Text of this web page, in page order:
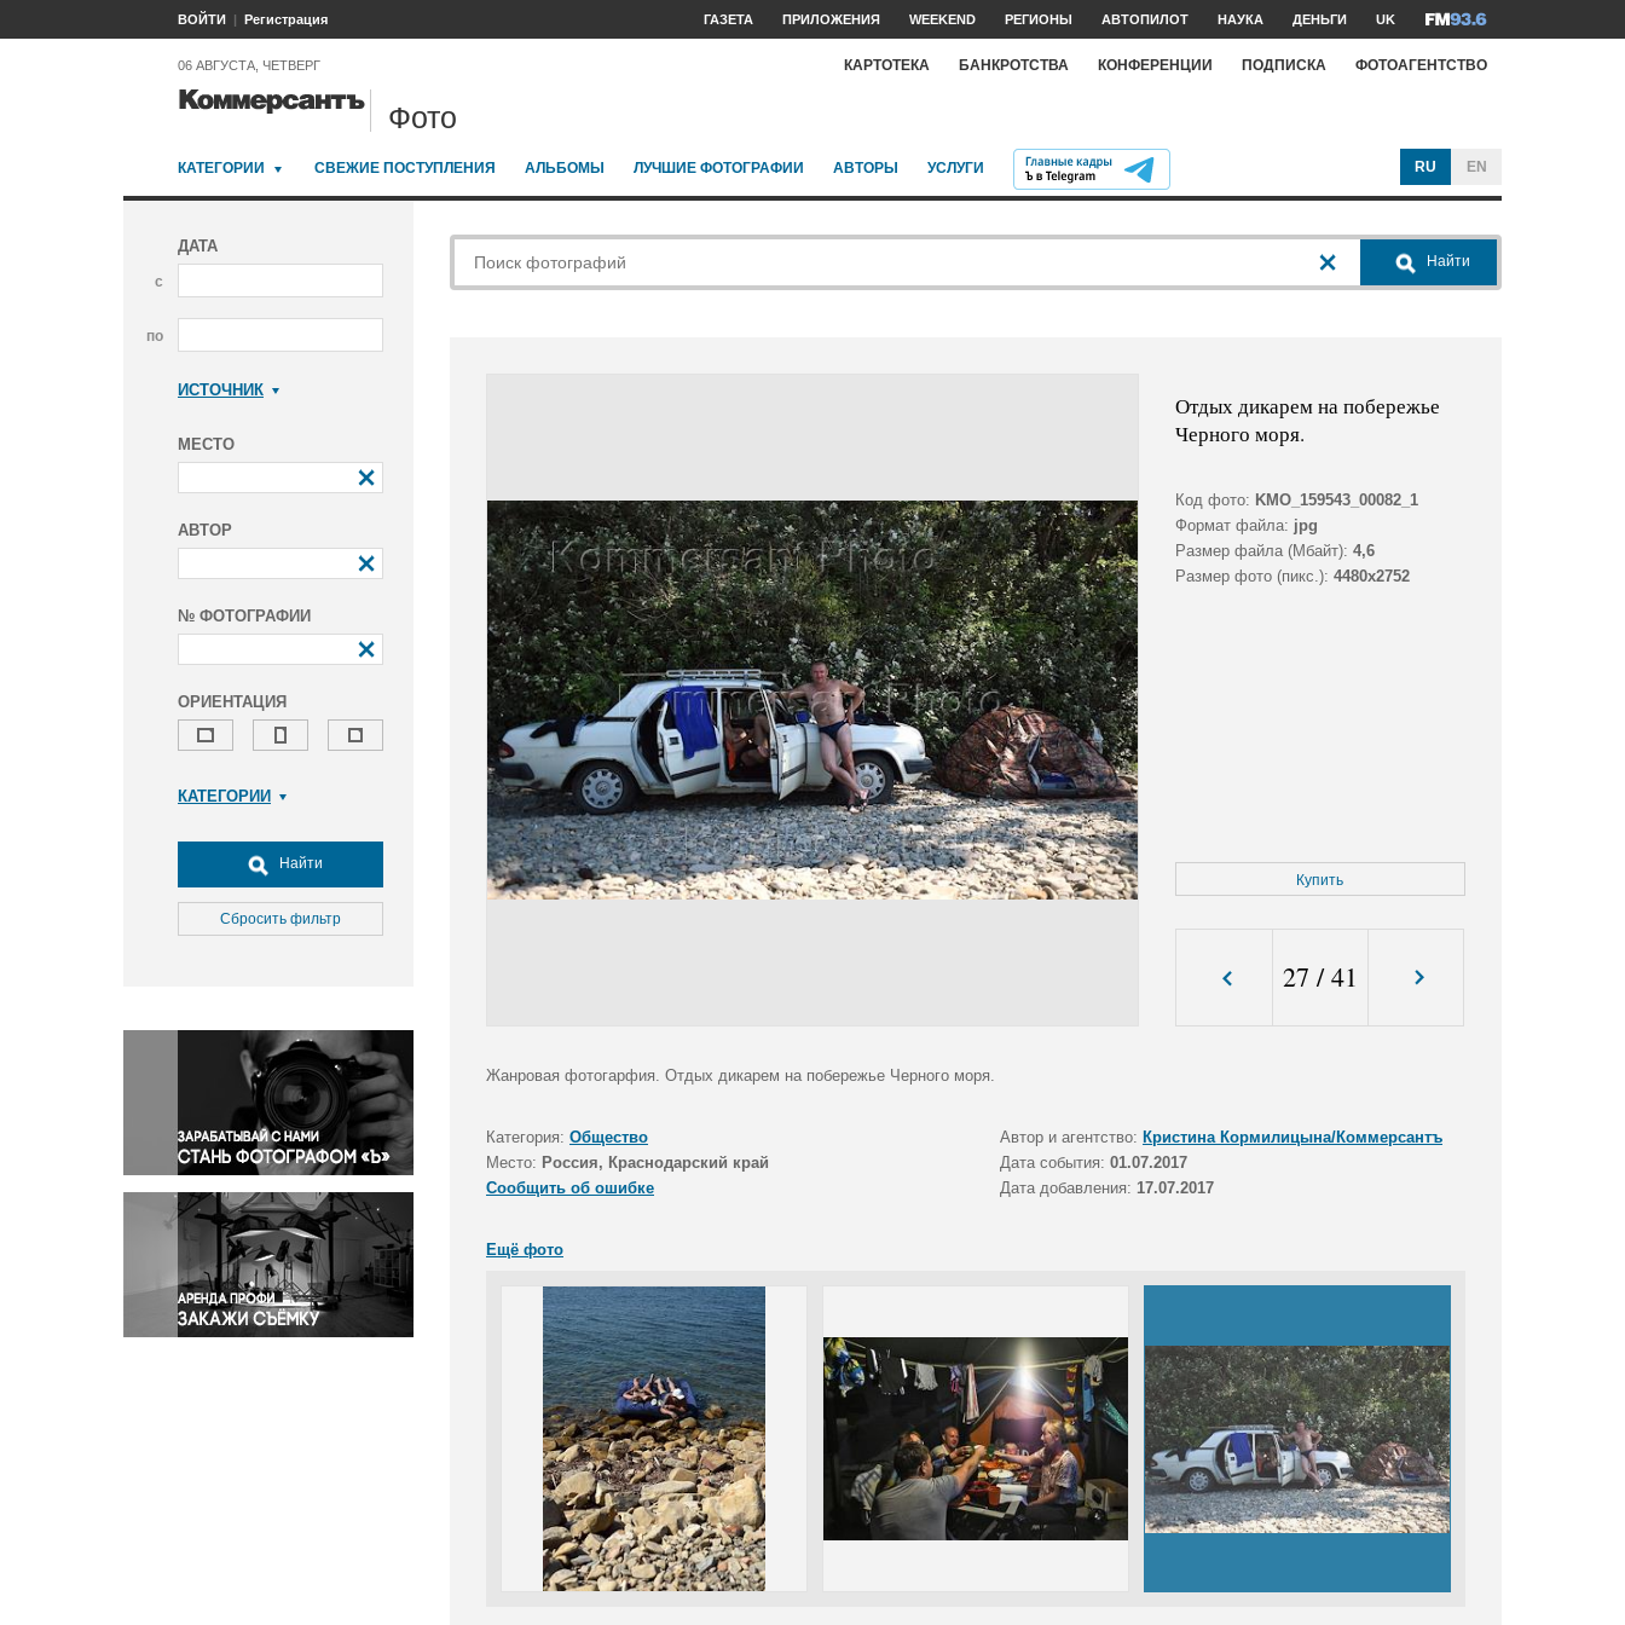
ВОЙТИ Регистрация ГАЗЕТА ПРИЛОЖЕНИЯ WEEKEND РЕГИОНЫ АВТОПИЛОТ НАУКА ДЕНЬГИ UK
06 АВГУСТА, ЧЕТВЕРГ КАРТОТЕКА БАНКРОТСТВА КОНФЕРЕНЦИИ ПОДПИСКА ФОТОАГЕНТСТВО
Фото
КАТЕГОРИИ СВЕЖИЕ ПОСТУПЛЕНИЯ АЛЬБОМЫ ЛУЧШИЕ ФОТОГРАФИИ АВТОРЫ УСЛУГИ RU EN
ДАТА
с
по
ИСТОЧНИК
МЕСТО
АВТОР
№ ФОТОГРАФИИ
ОРИЕНТАЦИЯ
КАТЕГОРИИ
Досуг, туризм и отдых
Культура
Медицина
Окружающая среда
Политика
Правосудие
Происшествия и конфликты
Религия
Светская жизнь
Спорт
Экология
Экономика и бизнес
Найти
Сбросить фильтр
Найти
Отдых дикарем на побережье
Черного моря.
Код фото: KMO_159543_00082_1
Формат файла: jpg
Размер файла (Мбайт): 4,6
Размер фото (пикс.): 4480x2752
Купить
27 /41
Жанровая фотогарфия. Отдых дикарем на побережье Черного моря.
Категория: Общество Автор и агентство: Кристина Кормилицына/Коммерсантъ
Место: Россия, Краснодарский край Дата события: 01.07.2017
Сообщить об ошибке
Дата добавления: 17.07.2017
Ещё фото